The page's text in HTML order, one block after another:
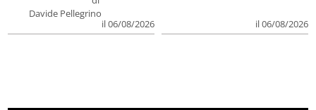
Davide Pellegrino
il 06/08/2026
il 06/08/2026